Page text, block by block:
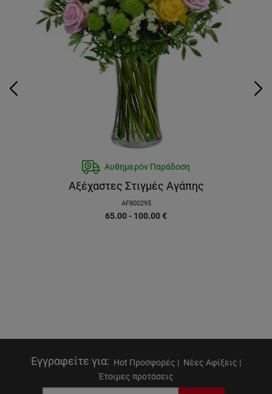
Αυθημερόν Παράδοση
Αξέχαστες Στιγμές Αγάπης
AF800295
65.00 - 100.00€
Εγγραφείτε για: Hot Προσφορές | Νέες Αφίξεις |
Έτοιμες προτάσεις